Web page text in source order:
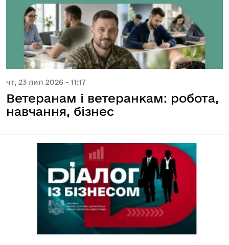
чт, 23 лип 2026 - 11:17
Ветеранам і ветеранкам: робота,
навчання, бізнес